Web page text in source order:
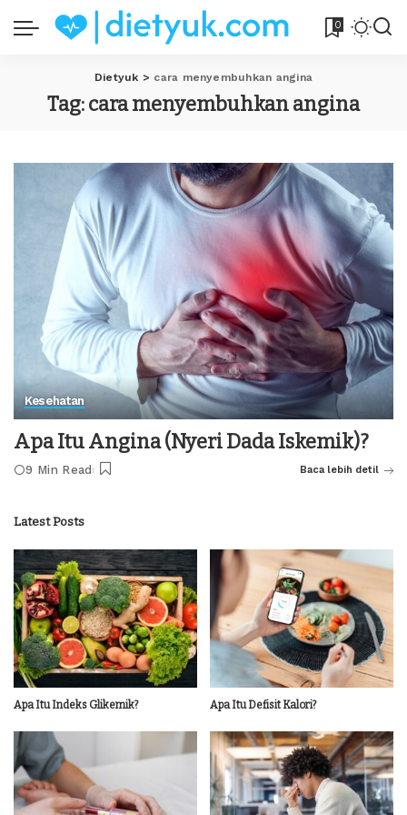
0
Dietyuk > cara menyembuhkan angina
Tag:cara menyembuhkan angina
Kesehatan
Apa Itu Angina (Nyeri Dada Iskemik)?
9 Min Read Baca lebih detil
Latest Posts
Apa Itu Indeks Glikemik? Apa Itu Defisit Kalori?